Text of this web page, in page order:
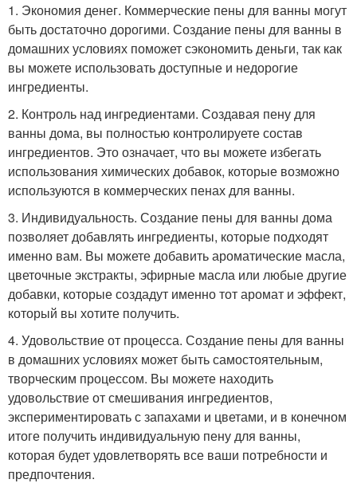
1. Экономия денег. Коммерческие пены для ванны могут
быть достаточно дорогими. Создание пены для ванны в
домашних условиях поможет сэкономить деньги, так как
вы можете использовать доступные и недорогие
ингредиенты.
2. Контроль над ингредиентами. Создавая пену для
ванны дома, вы полностью контролируете состав
ингредиентов. Это означает, что вы можете избегать
использования химических добавок, которые возможно
используются в коммерческих пенах для ванны.
3. Индивидуальность. Создание пены для ванны дома
позволяет добавлять ингредиенты, которые подходят
именно вам. Вы можете добавить ароматические масла,
цветочные экстракты, эфирные масла или любые другие
добавки, которые создадут именно тот аромат и эффект,
который вы хотите получить.
4. Удовольствие от процесса. Создание пены для ванны
в домашних условиях может быть самостоятельным,
творческим процессом. Вы можете находить
удовольствие от смешивания ингредиентов,
экспериментировать с запахами и цветами, и в конечном
итоге получить индивидуальную пену для ванны,
которая будет удовлетворять все ваши потребности и
предпочтения.